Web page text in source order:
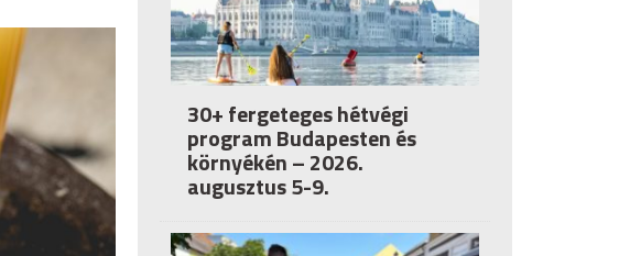
30+ fergeteges hétvégi
program Budapesten és
környékén – 2026.
augusztus 5-9.